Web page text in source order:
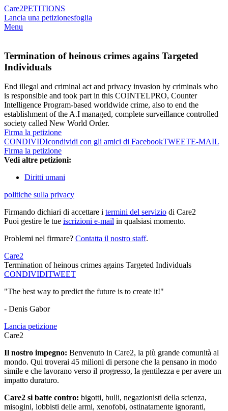
Care2PETITIONS
Lancia una petizionesfoglia
Menu
Termination of heinous crimes agains Targeted
Individuals
End illegal and criminal act and privacy invasion by criminals who
is responsible and took part in this COINTELPRO, Counter
Intelligence Program-based worldwide crime, also to end the
establishment of the A.I managed, complete surveillance controlled
society called New World Order.
Firma la petizione
CONDIVIDIcondividi con gli amici di FacebookTWEETE-MAIL
Firma la petizione
Vedi altre petizioni:
Diritti umani
politiche sulla privacy
Firmando dichiari di accettare i termini del servizio di Care2
Puoi gestire le tue iscrizioni e-mail in qualsiasi momento.
Problemi nel firmare? Contatta il nostro staff.
Care2
Termination of heinous crimes agains Targeted Individuals
CONDIVIDITWEET
"The best way to predict the future is to create it!"
- Denis Gabor
Lancia petizione
Care2
Il nostro impegno: Benvenuto in Care2, la più grande comunità al
mondo. Qui troverai 45 milioni di persone che la pensano in modo
simile e che lavorano verso il progresso, la gentilezza e per avere un
impatto duraturo.
Care2 si batte contro: bigotti, bulli, negazionisti della scienza,
misogini, lobbisti delle armi, xenofobi, ostinatamente ignoranti,